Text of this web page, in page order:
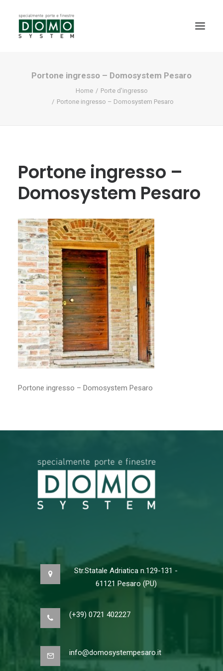
SHOWROOM
NEWS
CONTATTI
RICERCA
Portone ingresso – Domosystem Pesaro
Home
Porte d'ingresso
Portone ingresso – Domosystem Pesaro
Portone ingresso –
Domosystem Pesaro
Portone ingresso – Domosystem Pesaro
Str.Statale Adriatica n.129-131 -
61121 Pesaro (PU)
(+39) 0721 402227
info@domosystempesaro.it